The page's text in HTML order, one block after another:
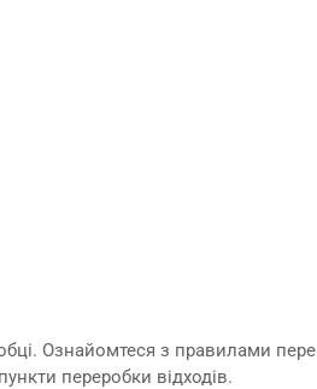
Ознайомтеся з правилами
переробки відходів.